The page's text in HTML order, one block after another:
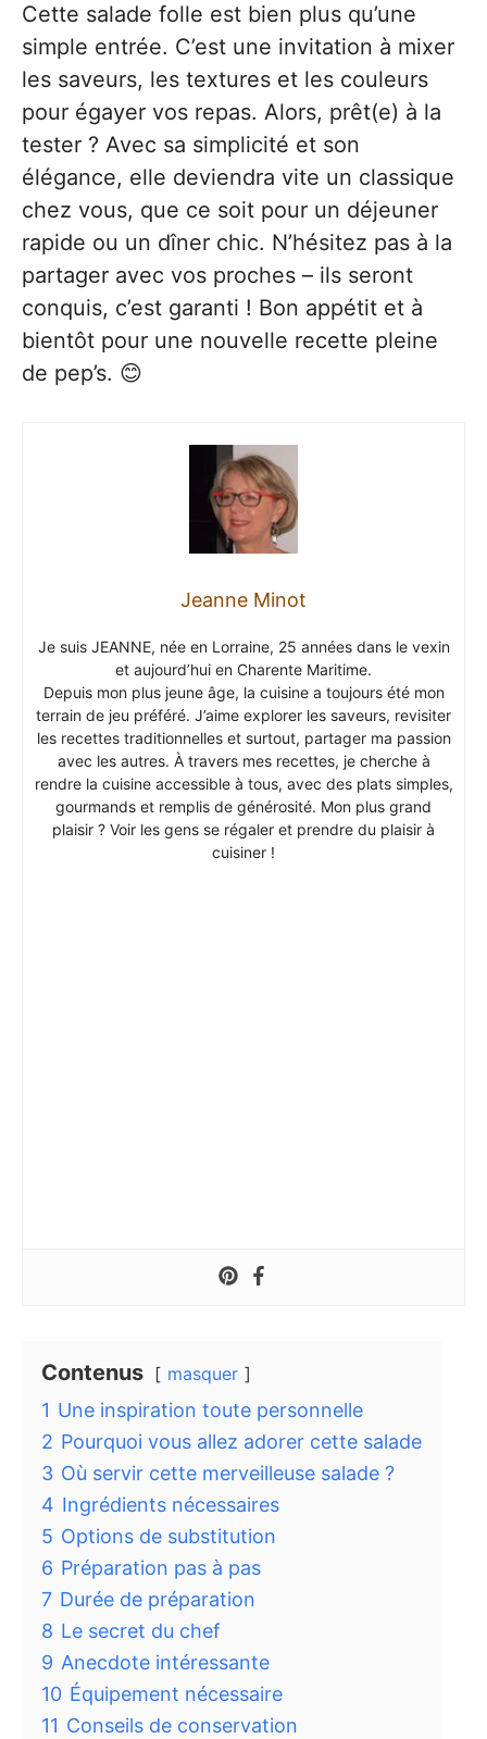
Cette salade folle est bien plus qu’une
simple entrée. C’est une invitation à mixer
les saveurs, les textures et les couleurs
pour égayer vos repas. Alors, prêt(e) à la
tester ? Avec sa simplicité et son
élégance, elle deviendra vite un classique
chez vous, que ce soit pour un déjeuner
rapide ou un dîner chic. N’hésitez pas à la
partager avec vos proches – ils seront
conquis, c’est garanti ! Bon appétit et à
bientôt pour une nouvelle recette pleine
de pep’s. 😊
Jeanne Minot
Je suis JEANNE, née en Lorraine, 25 années dans le vexin
et aujourd’hui en Charente Maritime.
Depuis mon plus jeune âge, la cuisine a toujours été mon
terrain de jeu préféré. J’aime explorer les saveurs, revisiter
les recettes traditionnelles et surtout, partager ma passion
avec les autres. À travers mes recettes, je cherche à
rendre la cuisine accessible à tous, avec des plats simples,
gourmands et remplis de générosité. Mon plus grand
plaisir ? Voir les gens se régaler et prendre du plaisir à
cuisiner !
Contenus masquer
1 Une inspiration toute personnelle
2 Pourquoi vous allez adorer cette salade
3 Où servir cette merveilleuse salade ?
4 Ingrédients nécessaires
5 Options de substitution
6 Préparation pas à pas
7 Durée de préparation
8 Le secret du chef
9 Anecdote intéressante
10 Équipement nécessaire
11 Conseils de conservation